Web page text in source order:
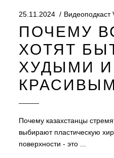
25.11.2024 Видеоподкаст
ПОЧЕМУ
ХОТЯТ
ХУДЫМИ И
Почему казахстанцы
выбирают пластическую
поверхности - это